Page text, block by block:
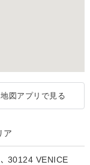
地図アプリで見る
ア
30124 VENICE